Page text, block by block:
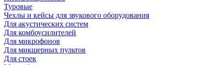
Туровые
Чехлы и кейсы для звукового оборудования
Для акустических систем
Для комбоусилителей
Для микрофонов
Для микшерных пультов
Для стоек